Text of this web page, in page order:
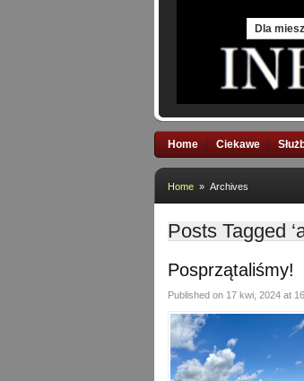
Dla
Home Ciekawe
Home » Archives
Posts Tagged
Posprzątaliśmy!
Published on 17 kwi, 2024 at